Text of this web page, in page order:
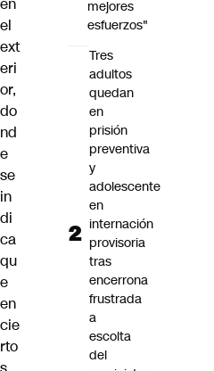
en
el
ext
eri
or,
do
nd
e
se
in
di
ca
qu
e
en
cie
rto
mejores
esfuerzos"
Tres
adultos
quedan
en
prisión
preventiva
y
adolescente
en
internación
provisoria
tras
encerrona
frustrada
a
escolta
del